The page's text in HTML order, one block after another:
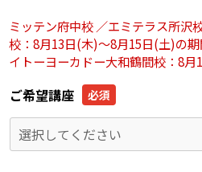
ミッテン府中校 ／エミテラス所沢
校：8月13日(木)～8月15日(土)の期
イトーヨーカドー大和鶴間校：8月
ご希望講座
選択してください